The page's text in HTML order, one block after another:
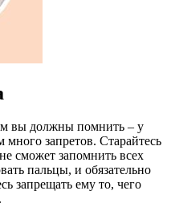
вы должны помнить – у
запретов. Старайтесь
сможет запомнить всех
пальцы, и обязательно
запрещать ему то, чего